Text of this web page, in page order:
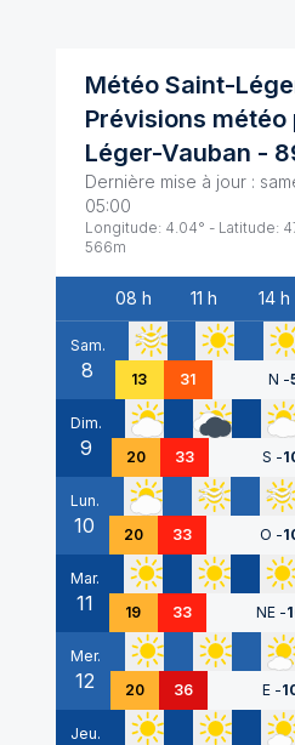
Météo Saint-
Prévisions météo
Léger-Vauban -
Dernière mise à jour :
05:00
Longitude: 4.04° - Latitude:
566m
Date
08 h 11 h 14 h
Sam.
8 13 31 N -
Dim.
9 20 33 S -
Lun.
10 20 33 O -
Mar.
11 19 33 NE -
Mer.
12 20 36 E -
Jeu.